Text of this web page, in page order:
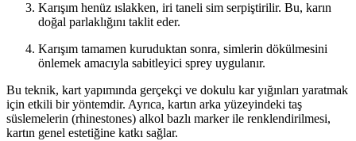
Karışım henüz ıslakken, iri taneli sim serpiştirilir. Bu, karın
doğal parlaklığını taklit eder.
Karışım tamamen kuruduktan sonra, simlerin dökülmesini
önlemek amacıyla sabitleyici sprey uygulanır.
Bu teknik, kart yapımında gerçekçi ve dokulu kar yığınları yaratmak
için etkili bir yöntemdir. Ayrıca, kartın arka yüzeyindeki taş
süslemelerin (rhinestones) alkol bazlı marker ile renklendirilmesi,
kartın genel estetiğine katkı sağlar.